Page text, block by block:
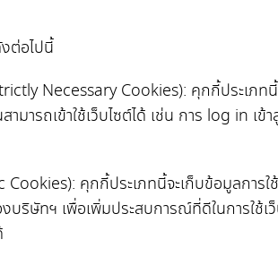
ต่อไปนี้
Necessary Cookies): คุกกี้ประเภทนี้
มารถเข้าใช้เว็บไซต์ได้ เช่น การ log in
Cookies): คุกกี้ประเภทนี้จะเก็บข้อมูลกา
ริษัทฯ เพื่อเพิ่มประสบการณ์ที่ดีในการใช้เ